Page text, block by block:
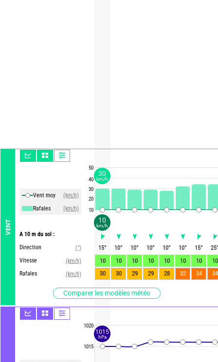
VENT
Vent moy
(km/h)
Rafales
(km/h)
A 10 m du sol :
Direction
(°)
Vitesse
(km/h)
Rafales
(km/h)
Comparer les modèles météo
50
40
30
20
10
1020
1015
15° 10° 10° 10° 10° 10° 15° 25
10
10 10 10 10 10 10
10
30
30 29 29 28 32 34 34
10
km/h
30
km/h
1015
hPa